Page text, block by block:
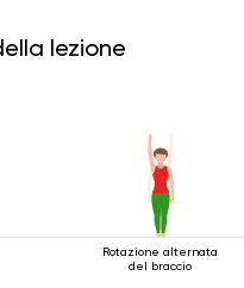
lezione
Rotazione alternata
del braccio